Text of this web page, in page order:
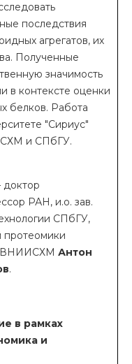
последствия
агрегатов, их
Полученные
значимость
в контексте оценки
белков. Работа
"Сириус"
и СПбГУ.
доктор
РАН, и.о. зав.
СПбГУ,
протеомики
ВНИИСХМ Антон
.
в рамках
и